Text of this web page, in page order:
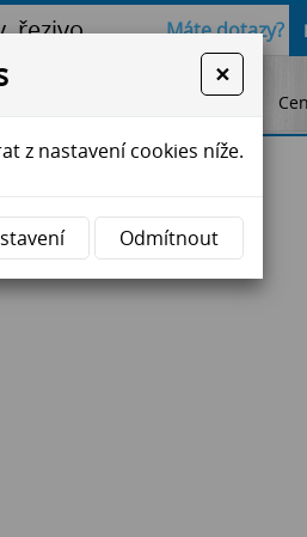
řezivo Máte dotazy?
Aktuality
×
z nastavení cookies níže.
Odmítnout